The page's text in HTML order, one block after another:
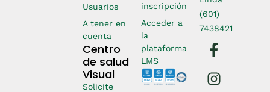
Usuarios
A tener en
cuenta
Centro
de salud
Visual
Solicite
inscripción
Acceder a
la
plataforma
LMS
(601)
7438421